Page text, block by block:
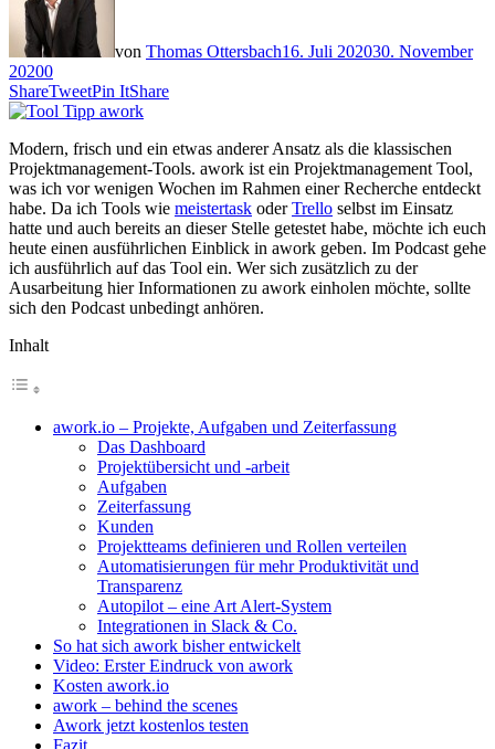
von Thomas Ottersbach16. Juli 202030. November
20200
ShareTweetPin ItShare
Modern, frisch und ein etwas anderer Ansatz als die klassischen
Projektmanagement-Tools. awork ist ein Projektmanagement Tool,
was ich vor wenigen Wochen im Rahmen einer Recherche entdeckt
habe. Da ich Tools wie meistertask oderTrello selbst im Einsatz
hatte und auch bereits an dieser Stelle getestet habe, möchte ich euch
heute einen ausführlichen Einblick in awork geben. Im Podcast gehe
ich ausführlich auf das Tool ein. Wer sich zusätzlich zu der
Ausarbeitung hier Informationen zu awork einholen möchte, sollte
sich den Podcast unbedingt anhören.
Inhalt
awork.io – Projekte, Aufgaben und Zeiterfassung
Das Dashboard
Projektübersicht und -arbeit
Aufgaben
Zeiterfassung
Kunden
Projektteams definieren und Rollen verteilen
Automatisierungen für mehr Produktivität und
Transparenz
Autopilot – eine Art Alert-System
Integrationen in Slack & Co.
So hat sich awork bisher entwickelt
Video: Erster Eindruck von awork
Kosten awork.io
awork – behind the scenes
Awork jetzt kostenlos testen
Fazit